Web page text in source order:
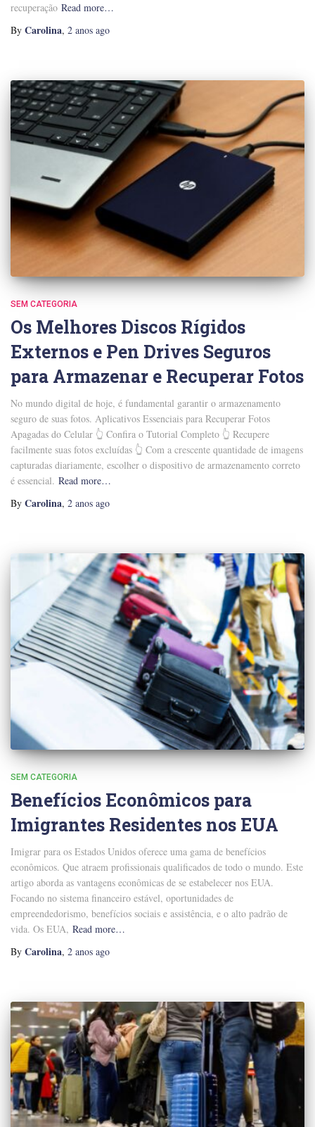
recuperação Read more…
By Carolina, 2 anos ago
SEM CATEGORIA
Os Melhores Discos Rígidos
Externos e Pen Drives Seguros
para Armazenar e Recuperar Fotos
No mundo digital de hoje, é fundamental garantir o armazenamento
seguro de suas fotos. Aplicativos Essenciais para Recuperar Fotos
Apagadas do Celular 👆 Confira o Tutorial Completo 👆 Recupere
facilmente suas fotos excluídas 👆 Com a crescente quantidade de imagens
capturadas diariamente, escolher o dispositivo de armazenamento correto
é essencial. Read more…
By Carolina, 2 anos ago
SEM CATEGORIA
Benefícios Econômicos para
Imigrantes Residentes nos EUA
Imigrar para os Estados Unidos oferece uma gama de benefícios
econômicos. Que atraem profissionais qualificados de todo o mundo. Este
artigo aborda as vantagens econômicas de se estabelecer nos EUA.
Focando no sistema financeiro estável, oportunidades de
empreendedorismo, benefícios sociais e assistência, e o alto padrão de
vida. Os EUA, Read more…
By Carolina, 2 anos ago